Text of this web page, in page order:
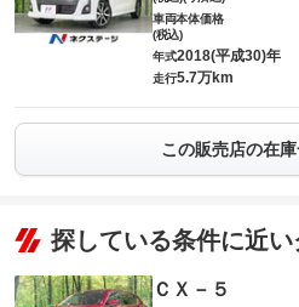
車両本体価格
(税込)
年式2018(平成30)年
走行5.7万km
この販売店の在
探している条件に近い
ＣＸ－５